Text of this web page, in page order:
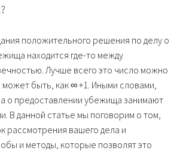
положительного решения по делу о
находится где-то между
Лучше всего это число можно
быть, как ∞ +1. Иными словами,
о предоставлении убежища занимают
В данной статье мы поговорим о том,
рассмотрения вашего дела и
и методы, которые позволят это